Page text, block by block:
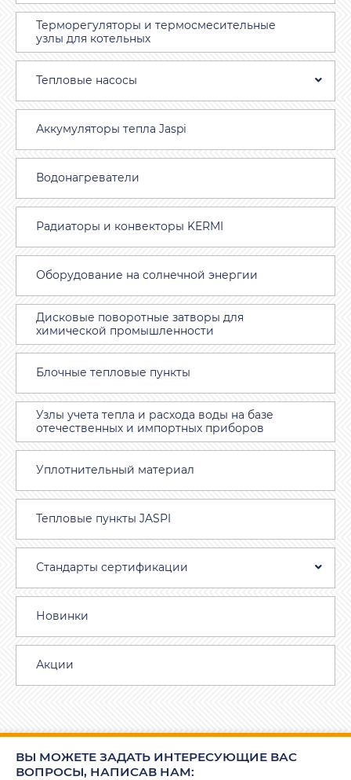
Терморегуляторы и термосмесительные
узлы для котельных
Тепловые насосы
Аккумуляторы тепла Jaspi
Водонагреватели
Радиаторы и конвекторы KERMI
Оборудование на солнечной энергии
Дисковые поворотные затворы для
химической промышленности
Блочные тепловые пункты
Узлы учета тепла и расхода воды на базе
отечественных и импортных приборов
Уплотнительный материал
Тепловые пункты JASPI
Стандарты сертификации
Новинки
Акции
ВЫ МОЖЕТЕ ЗАДАТЬ ИНТЕРЕСУЮЩИЕ ВАС
ВОПРОСЫ, НАПИСАВ НАМ: